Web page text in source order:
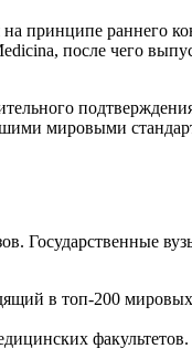
принципе раннего
после чего
мировыми
Государственные
в топ-200